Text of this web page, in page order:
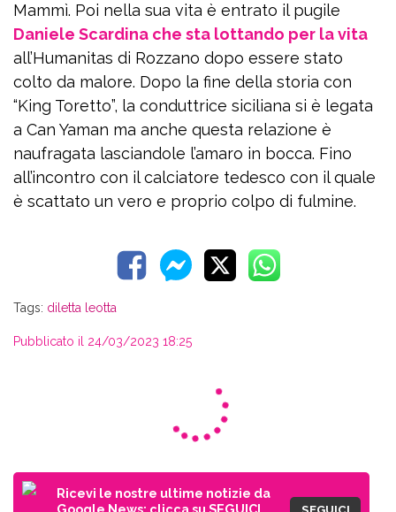
Mammì. Poi nella sua vita è entrato il pugile
Daniele Scardina che sta lottando per la vita
all’Humanitas di Rozzano dopo essere stato
colto da malore. Dopo la fine della storia con
“King Toretto”, la conduttrice siciliana si è legata
a Can Yaman ma anche questa relazione è
naufragata lasciandole l’amaro in bocca. Fino
all’incontro con il calciatore tedesco con il quale
è scattato un vero e proprio colpo di fulmine.
Tags: diletta leotta
Pubblicato il 24/03/2023 18:25
Ricevi le nostre ultime notizie da